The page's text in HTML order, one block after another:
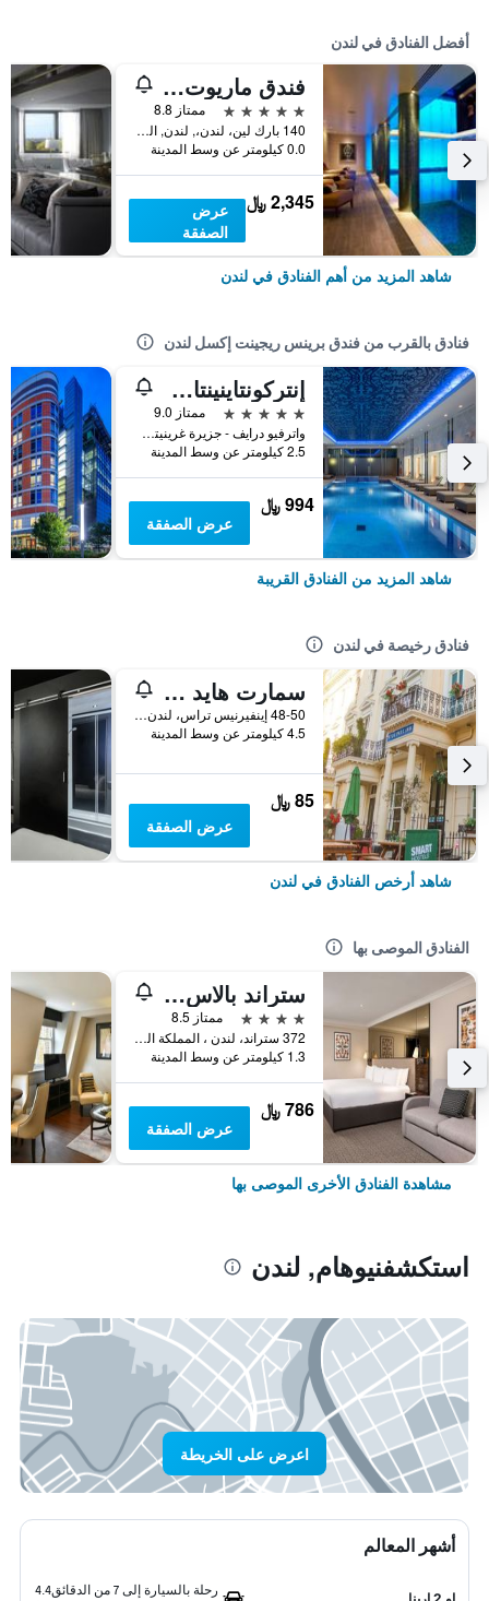
أفضل الفنادق في لندن
فندق ماريوت لندن بارك لاين
5 نجوم
ممتاز 8.8
140 بارك لين، لندن،, لندن, المملكة المتحدة
0.0 كيلومتر عن وسط المدينة
2,345 ﷼
عرض
الصفقة
شاهد المزيد من أهم الفنادق في لندن
فنادق بالقرب من فندق برينس ريجينت إكسل لندن
إنتركونتاينينتال ي وندن - ذا أو2 بي آيتش جي
5 نجوم
ممتاز 9.0
واترفيو درايف - جزيرة غرينيتش, لندن, المملكة المتحدة
2.5 كيلومتر عن وسط المدينة
994 ﷼
عرض الصفقة
شاهد المزيد من الفنادق القريبة
فنادق رخيصة في لندن
سمارت هايد بارك إن هوستل
48-50 إينفيرنيس تراس، لندن ، المملكة المتحدة, لندن, المملكة المتحدة
4.5 كيلومتر عن وسط المدينة
85 ﷼
عرض الصفقة
شاهد أرخص الفنادق في لندن
الفنادق الموصى بها
ستراند بالاس هوتل
4 نجوم
ممتاز 8.5
372 ستراند، لندن ، المملكة المتحدة, لندن, المملكة المتحدة
1.3 كيلومتر عن وسط المدينة
786 ﷼
عرض الصفقة
مشاهدة الفنادق الأخرى الموصى بها
استكشفنيوهام, لندن
اعرض على الخريطة
أشهر المعالم
رحلة بالسيارة إلى 7 من الدقائق
4.4